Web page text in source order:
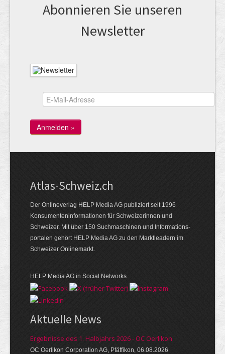
Abonnieren Sie unseren
News­letter
Atlas-Schweiz.ch
Der Onlineverlag HELP Media AG publiziert seit 1996
Konsumenten­infor­mationen für Schwei­zerinnen und
Schweizer. Mit über 150 Such­ma­schinen und Infor­mations­
portalen gehört HELP Media AG zu den Markt­leadern im
Schweizer Onlinemarkt.
HELP Media AG in Social Networks
Aktuelle News
Ergebnisse des 1. Halbjahrs 2026 - OC Oerlikon
OC Oerlikon Corporation AG, Pfäffikon, 06.08.2026